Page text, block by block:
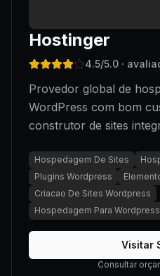
Hostinger
4.5/5.0 ·
Provedor global de
WordPress com bom
construtor de sites
Hospedagem De Sites
Plugins Wordpress
Criacao De Sites Wordpress
Hospedagem Para Wordpress
Visitar
Consultar